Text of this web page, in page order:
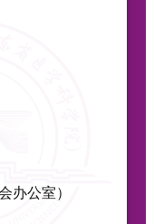
办公室）